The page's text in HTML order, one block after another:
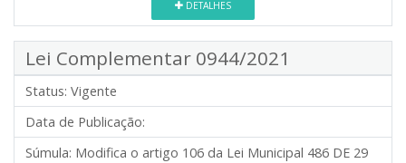
DETALHES
Lei Complementar 0944/2021
Status: Vigente
Data de Publicação:
Súmula: Modifica o artigo 106 da Lei Municipal 486 DE 29